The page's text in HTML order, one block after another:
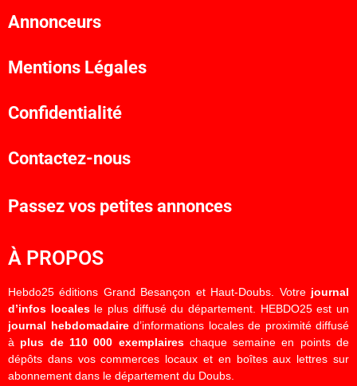
Annonceurs
Mentions Légales
Confidentialité
Contactez-nous
Passez vos petites annonces
À PROPOS
Hebdo25 éditions Grand Besançon et Haut-Doubs. Votre journal
d’infos localesle plus diffusé du département. HEBDO25 est un
journal hebdomadaired’informations locales de proximité diffusé
à plus de 110 000 exemplaireschaque semaine en points de
dépôts dans vos commerces locaux et en boîtes aux lettres sur
abonnement dans le département du Doubs.